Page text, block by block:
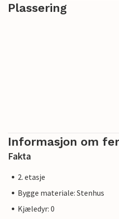
Plassering
Informasjon om
Fakta
2. etasje
Bygge materiale: Stenhus
Kjæledyr: 0